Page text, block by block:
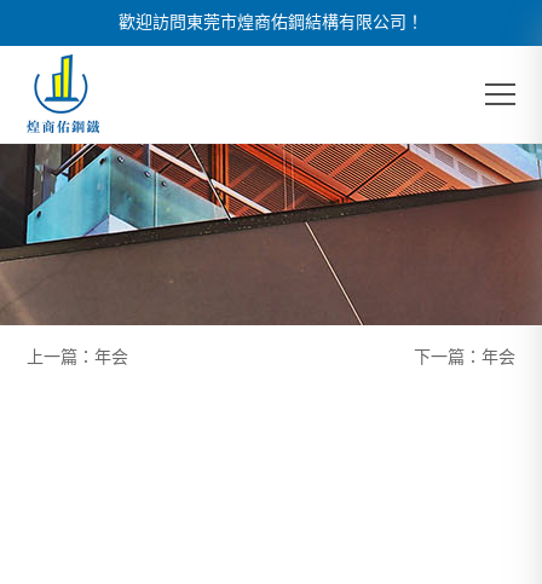
歡迎訪問東莞市煌商佑鋼結構有限公司！
上一篇：年会 下一篇： 年会